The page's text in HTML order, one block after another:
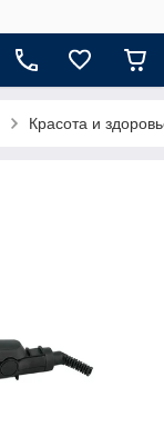
Красота и